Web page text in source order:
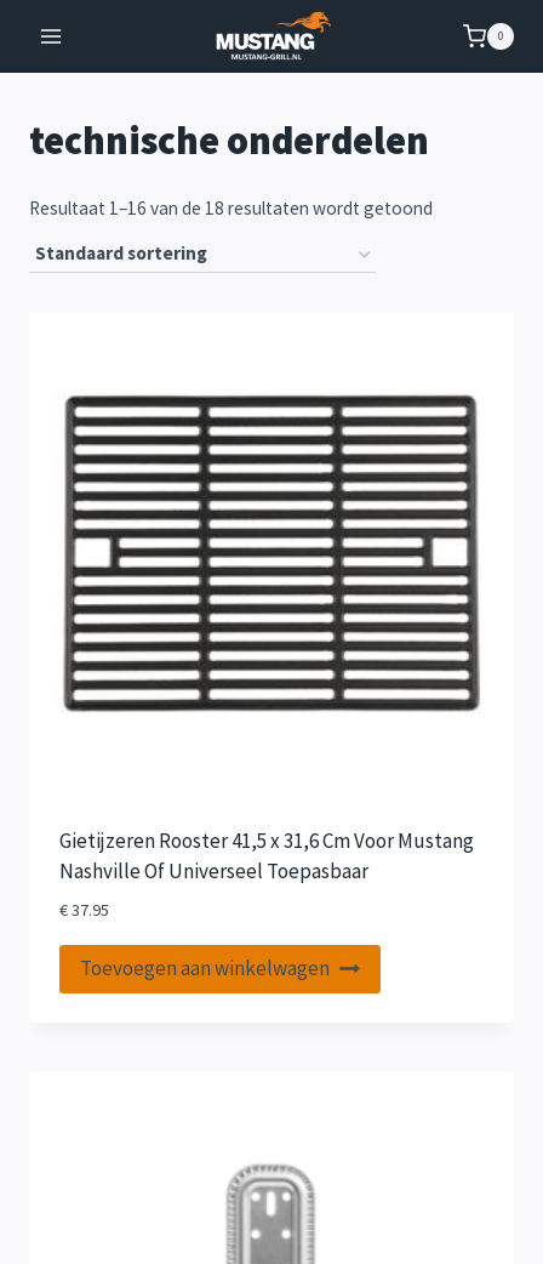
inhoud
0
technische onderdelen
Resultaat 1–16 van de 18 resultaten wordt getoond
Gietijzeren Rooster 41,5 x 31,6 Cm Voor Mustang
Nashville Of Universeel Toepasbaar
€37.95
Toevoegen aan winkelwagen